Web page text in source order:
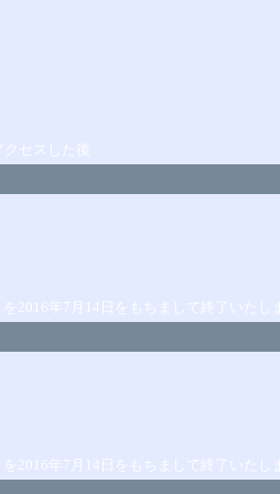
セスした後
2016年7月14日をもちまして終了いたしま
2016年7月14日をもちまして終了いたしま